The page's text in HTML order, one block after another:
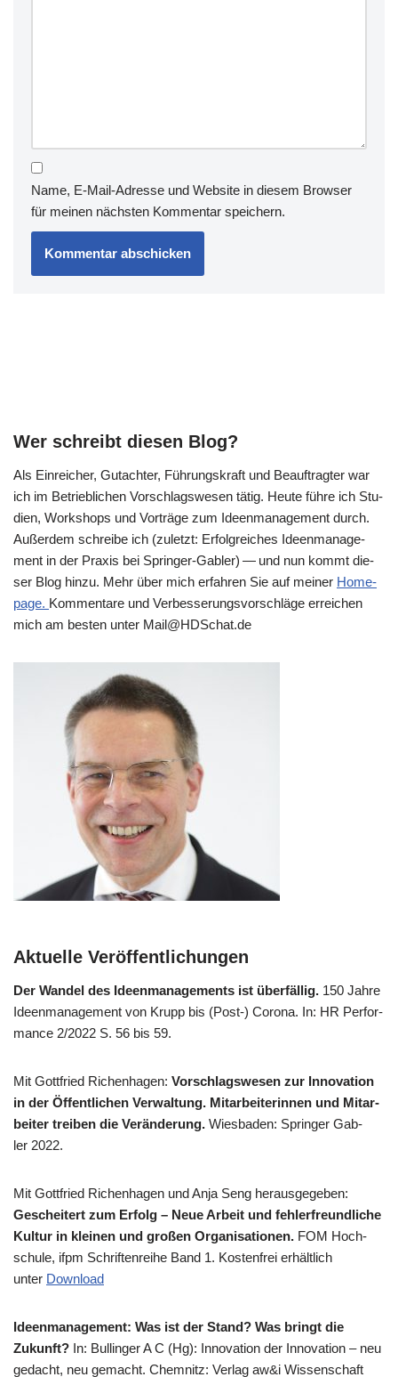
Name, E-Mail-Adresse und Website in diesem Browser
für meinen nächsten Kommentar speichern.
Wer schreibt diesen Blog?
Als Ein­rei­cher, Gut­ach­ter, Füh­rungs­kraft und Beauf­trag­ter war
ich im Betrieb­li­chen Vor­schlags­we­sen tätig. Heu­te füh­re ich Stu­
di­en, Work­shops und Vor­trä­ge zum Ideen­ma­nage­ment durch.
Außer­dem schrei­be ich (zuletzt: Erfolg­rei­ches Ideen­ma­nage­
ment in der Pra­xis bei Sprin­ger-Gab­ler) — und nun kommt die­
ser Blog hin­zu. Mehr über mich erfah­ren Sie auf mei­ner Home­
page. Kom­men­ta­re und Ver­bes­se­rungs­vor­schlä­ge errei­chen
mich am besten unter Mail@​HDSchat.​de
Aktuelle Veröffentlichungen
Der Wan­del des Ideen­ma­nage­ments ist über­fäl­lig. 150 Jah­re
Ideen­ma­nage­ment von Krupp bis (Post-) Coro­na. In: HR Per­for­
mance 2/​2022 S. 56 bis 59.
Mit Gott­fried Richen­ha­gen: Vor­schlags­we­sen zur Inno­va­ti­on
in der Öffent­li­chen Ver­wal­tung. Mit­ar­bei­te­rin­nen und Mit­ar­
bei­ter trei­ben die Ver­än­de­rung. Wies­ba­den: Sprin­ger Gab­
ler 2022.
Mit Gott­fried Richen­ha­gen und Anja Seng her­aus­ge­ge­ben:
Geschei­tert zum Erfolg – Neue Arbeit und feh­ler­freund­li­che
Kul­tur in klei­nen und gro­ßen Orga­ni­sa­tio­nen. FOM Hoch­
schu­le, ifpm Schrif­ten­rei­he Band 1. Kosten­frei erhält­lich
unter Down­load
Ideen­ma­nage­ment: Was ist der Stand? Was bringt die
Zukunft? In: Bul­lin­ger A C (Hg): Inno­va­ti­on der Inno­va­ti­on – neu
gedacht, neu gemacht. Chem­nitz: Ver­lag aw&i Wis­sen­schaft